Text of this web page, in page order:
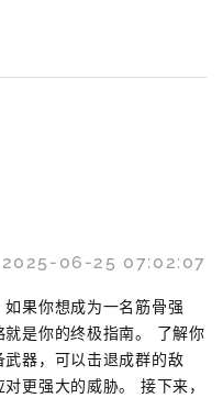
2025-06-25 07:02:07
果你想成为一名筋骨强
是你的终极指南。 了解你
器，可以击退成群的敌
更强大的威胁。 接下来，